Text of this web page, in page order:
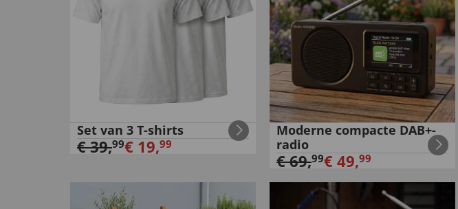
Set van 3 T-shirts
€39,99€ 19,99
Moderne compacte DAB+-
radio
€69,99€ 49,99